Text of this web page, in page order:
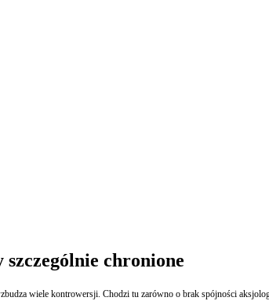
chronione
wiele kontrowersji. Chodzi tu zarówno o brak spójności